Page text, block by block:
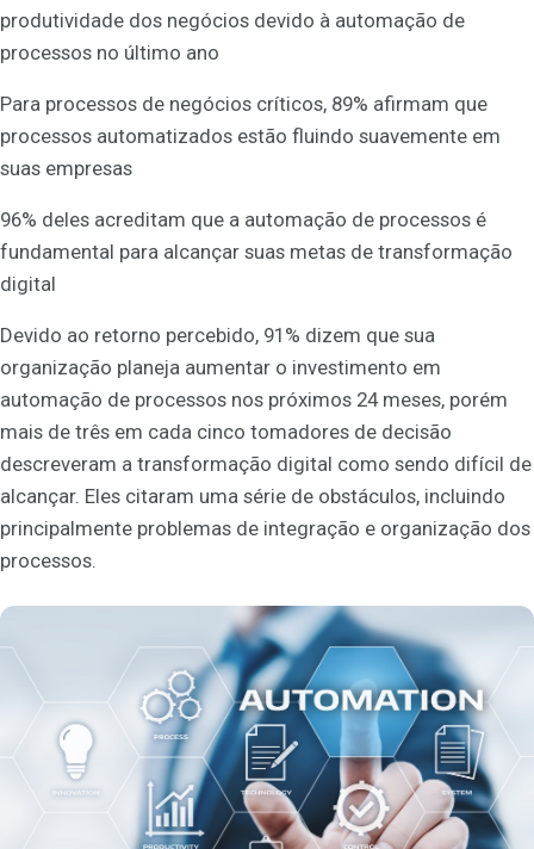
produtividade dos negócios devido à automação de
processos no último ano
Para processos de negócios críticos, 89% afirmam que
processos automatizados estão fluindo suavemente em
suas empresas
96% deles acreditam que a automação de processos é
fundamental para alcançar suas metas de transformação
digital
Devido ao retorno percebido, 91% dizem que sua
organização planeja aumentar o investimento em
automação de processos nos próximos 24 meses, porém
mais de três em cada cinco tomadores de decisão
descreveram a transformação digital como sendo difícil de
alcançar. Eles citaram uma série de obstáculos, incluindo
principalmente problemas de integração e organização dos
processos.